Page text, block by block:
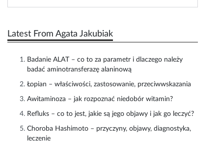
Latest From Agata Jakubiak
Badanie ALAT – co to za parametr i dlaczego należy
badać aminotransferazę alaninową
Łopian – właściwości, zastosowanie, przeciwwskazania
Awitaminoza – jak rozpoznać niedobór witamin?
Refluks – co to jest, jakie są jego objawy i jak go leczyć?
Choroba Hashimoto – przyczyny, objawy, diagnostyka,
leczenie